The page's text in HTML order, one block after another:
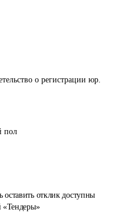
отклик доступны
«Тендеры»
о регистрации юр.
пол